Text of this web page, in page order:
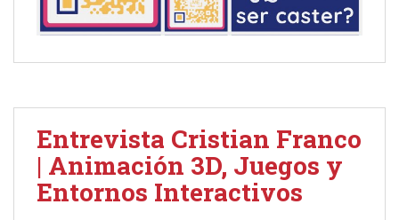
Entrevista Cristian Franco
| Animación 3D, Juegos y
Entornos Interactivos